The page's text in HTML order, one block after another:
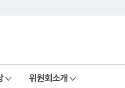
위원회소개